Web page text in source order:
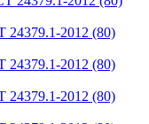
2012 (80)
2012 (80)
2012 (80)